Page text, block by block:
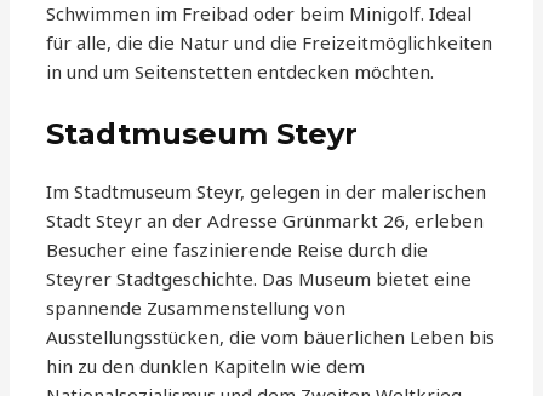
Schwimmen im Freibad oder beim Minigolf. Ideal
für alle, die die Natur und die Freizeitmöglichkeiten
in und um Seitenstetten entdecken möchten.
Stadtmuseum Steyr
Im Stadtmuseum Steyr, gelegen in der malerischen
Stadt Steyr an der Adresse Grünmarkt 26, erleben
Besucher eine faszinierende Reise durch die
Steyrer Stadtgeschichte. Das Museum bietet eine
spannende Zusammenstellung von
Ausstellungsstücken, die vom bäuerlichen Leben bis
hin zu den dunklen Kapiteln wie dem